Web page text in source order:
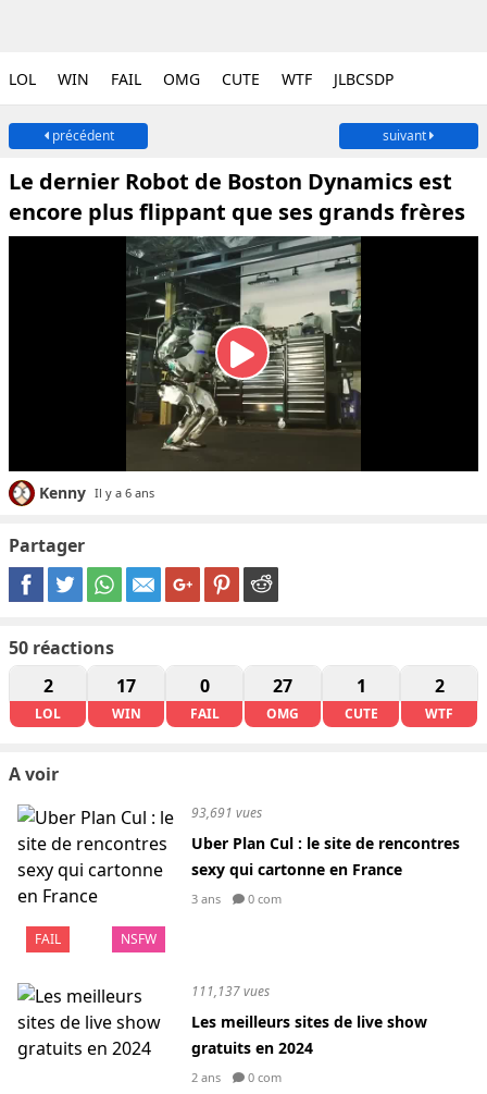
LOL WIN FAIL OMG CUTE WTF JLBCSDP
précédent suivant
Le dernier Robot de Boston Dynamics est
encore plus flippant que ses grands frères
Kenny Il y a 6 ans
Partager
50 réactions
2
LOL
17
WIN
0
FAIL
27
OMG
1
CUTE
2
WTF
A voir
FAIL NSFW
93,691 vues
Uber Plan Cul : le site de rencontres
sexy qui cartonne en France
3 ans 0 com
111,137 vues
Les meilleurs sites de live show
gratuits en 2024
2 ans 0 com